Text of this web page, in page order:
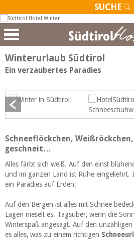
SUCHE
Winterurlaub Südtirol
Ein verzaubertes Paradies
Schneeflöckchen,
geschneit…
Alles färbt sich weiß. Auf den einst
und im ganzen Land ist Ruhe eingekehrt.
ein Paradies auf Erden.
Auf den Bergen ist alles mit Schnee
Lagen nieselt es. Tagsüber, wenn die
Winterspaß angesagt. Auf den unzähligen
es alles, was zu einem richtigen